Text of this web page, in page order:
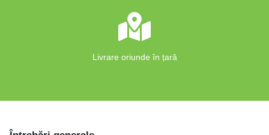
Livrare oriunde în țară